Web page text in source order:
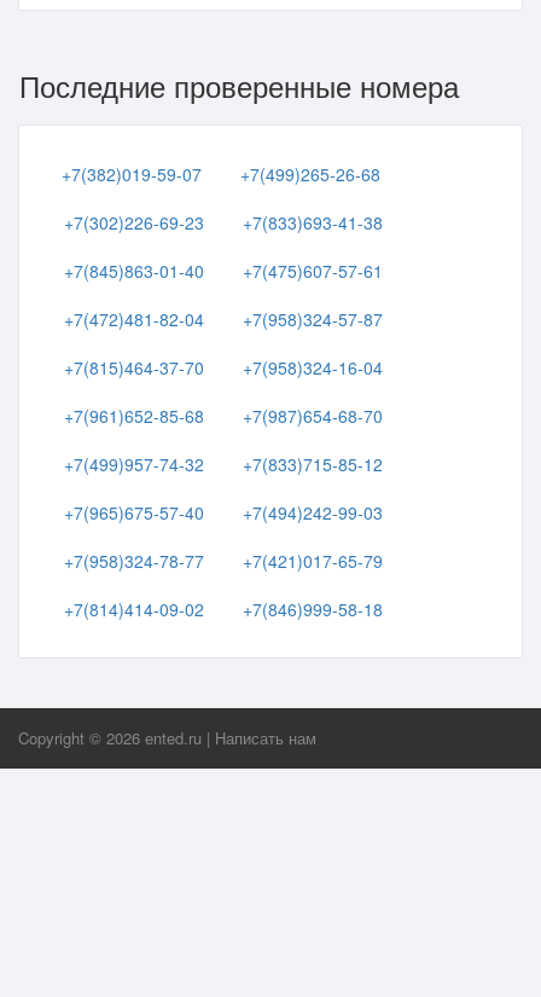
Последние проверенные номера
+7(382)019-59-07
+7(499)265-26-68
+7(302)226-69-23
+7(833)693-41-38
+7(845)863-01-40
+7(475)607-57-61
+7(472)481-82-04
+7(958)324-57-87
+7(815)464-37-70
+7(958)324-16-04
+7(961)652-85-68
+7(987)654-68-70
+7(499)957-74-32
+7(833)715-85-12
+7(965)675-57-40
+7(494)242-99-03
+7(958)324-78-77
+7(421)017-65-79
+7(814)414-09-02
+7(846)999-58-18
Copyright © 2026 ented.ru | Написать нам